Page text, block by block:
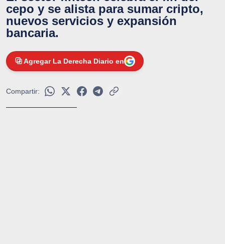
cepo y se alista para sumar cripto,
nuevos servicios y expansión
bancaria.
Agregar La Derecha Diario en
Compartir: